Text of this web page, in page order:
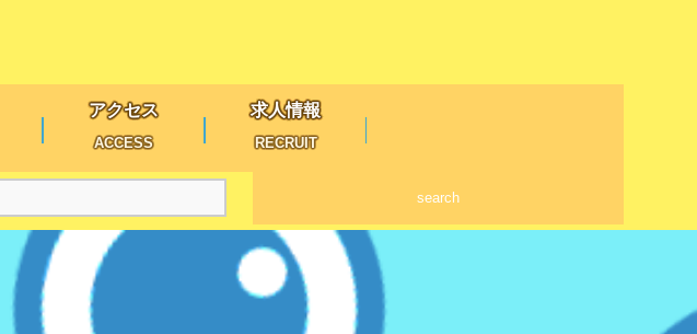
アクセス
ACCESS
求人情報
RECRUIT
search